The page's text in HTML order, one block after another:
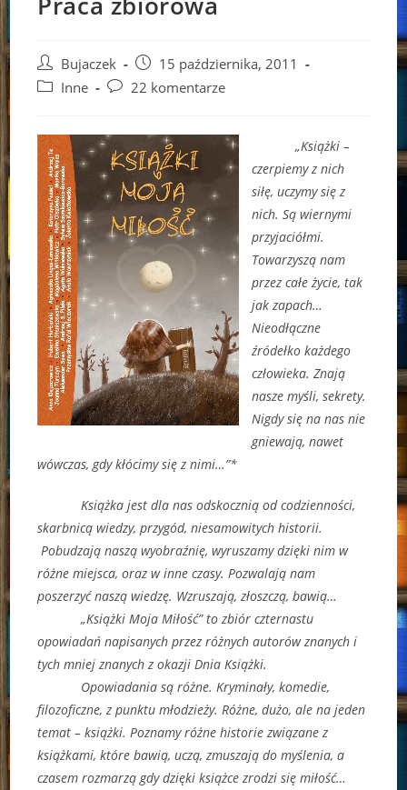
Post
author:
Bujaczek
Post
published:
15 października, 2011
PostInne
Post22 komentarze
„Książki –
czerpiemy z nich
siłę, uczymy się z
nich. Są wiernymi
przyjaciółmi.
Towarzyszą nam
przez całe życie, tak
jak zapach…
Nieodłączne
źródełko każdego
człowieka. Znają
nasze myśli, sekrety.
Nigdy się na nas nie
gniewają, nawet
wówczas, gdy kłócimy się z nimi…”*
Książka jest dla nas odskocznią od codzienności,
skarbnicą wiedzy, przygód, niesamowitych historii.
Pobudzają naszą wyobraźnię, wyruszamy dzięki nim w
różne miejsca, oraz w inne czasy. Pozwalają nam
poszerzyć naszą wiedzę. Wzruszają, złoszczą, bawią…
„Książki Moja Miłość” to zbiór czternastu
opowiadań napisanych przez różnych autorów znanych i
tych mniej znanych z okazji Dnia Książki.
Opowiadania są różne. Kryminały, komedie,
filozoficzne, z punktu młodzieży. Różne, dużo, ale na jeden
temat – książki. Poznamy różne historie związane z
książkami, które bawią, uczą, zmuszają do myślenia, a
czasem rozmarzą gdy dzięki książce zrodzi się miłość…